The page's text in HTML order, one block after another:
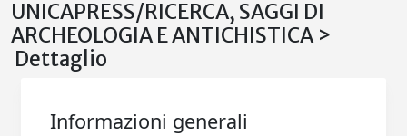
UNICAPRESS/RICERCA, SAGGI DI
ARCHEOLOGIA E ANTICHISTICA >
Dettaglio
Informazioni generali